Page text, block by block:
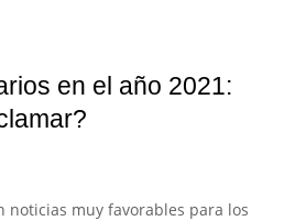
en el año 2021:
noticias muy favorables para los